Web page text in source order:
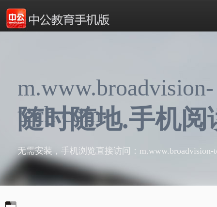
m.www.broadvision-
tech.com
随时随地.手机阅
无需安装，手机浏览直接访问：m.www.broadvision-